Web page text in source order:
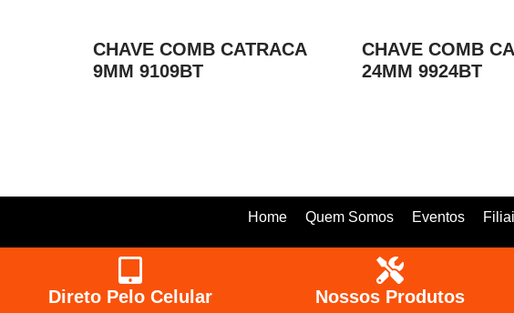
CHAVE COMB CATRACA
9MM 9109BT
CHAVE COMB
24MM 9924BT
Home Quem Somos Eventos
Direto Pelo Celular Nossos Produtos